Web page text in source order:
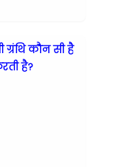
ग्रंथि कौन सी है
है?